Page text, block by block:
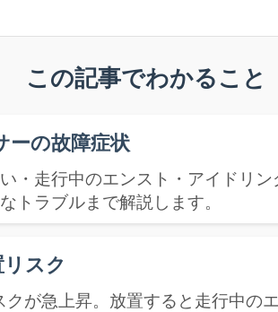
この記事でわかること
ーの故障症状
・走行中のエンスト・アイドリ
トラブルまで解説します。
スク
が急上昇。放置すると走行中の